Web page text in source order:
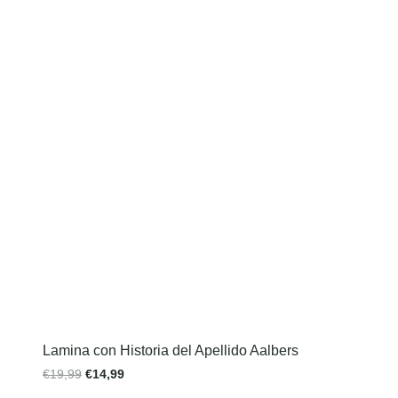
Lamina con Historia del Apellido Aalbers
€19,99 €14,99